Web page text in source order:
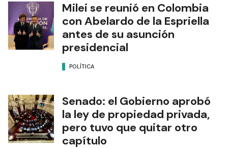
Milei se reunió en Colombia
con Abelardo de la Espriella
antes de su asunción
presidencial
POLÍTICA
Senado: el Gobierno aprobó
la ley de propiedad privada,
pero tuvo que quitar otro
capítulo